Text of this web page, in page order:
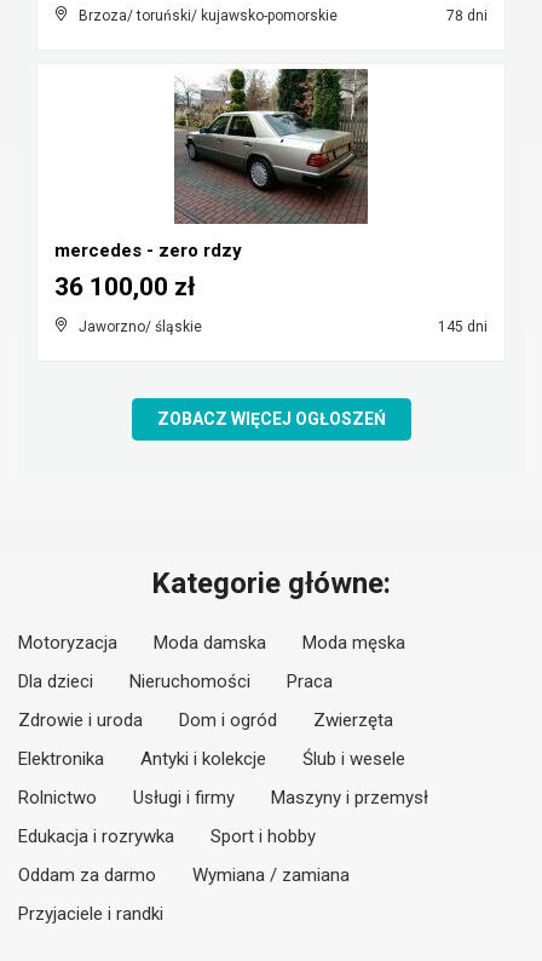
Brzoza/ toruński/ kujawsko-pomorskie 78 dni
mercedes - zero rdzy
Jaworzno/ śląskie 145 dni
36 100,00 zł
ZOBACZ WIĘCEJ OGŁOSZEŃ
Kategorie główne:
Motoryzacja Moda damska
Moda męska
Dla dzieci
Nieruchomości
Praca
Zdrowie i uroda
Dom i ogród
Zwierzęta
Elektronika
Antyki i kolekcje
Ślub i wesele
Rolnictwo
Usługi i firmy
Maszyny i przemysł
Edukacja i rozrywka
Sport i hobby
Oddam za darmo
Wymiana / zamiana
Przyjaciele i randki